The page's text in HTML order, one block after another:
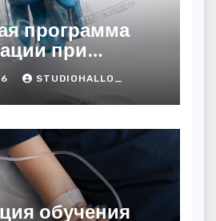
программа
при
зависимости
и
STUDIOHALLO_
обучения